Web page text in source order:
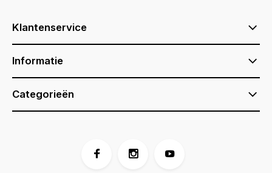
Klantenservice
Informatie
Categorieën